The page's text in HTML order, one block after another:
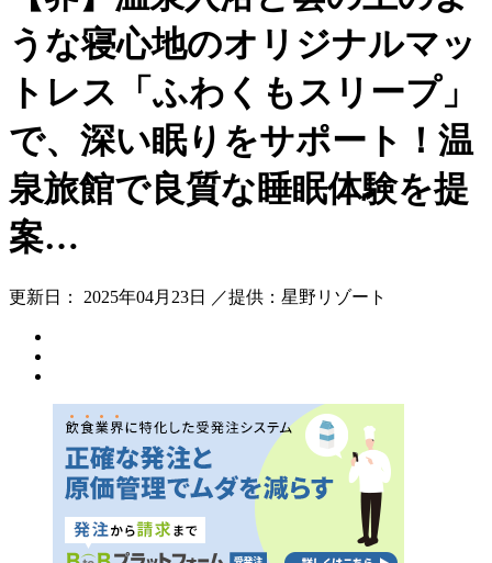
うな寝心地のオリジナルマッ
トレス「ふわくもスリープ」
で、深い眠りをサポート！温
泉旅館で良質な睡眠体験を提
案…
更新日： 2025年04月23日 ／提供：星野リゾート